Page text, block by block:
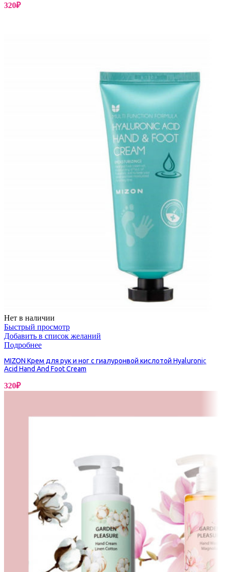
320₽
Нет в наличии
Быстрый просмотр
Добавить в список желаний
Подробнее
MIZON Крем для рук и ног с гиалуронвой кислотой Hyaluronic
Acid Hand And Foot Cream
320₽